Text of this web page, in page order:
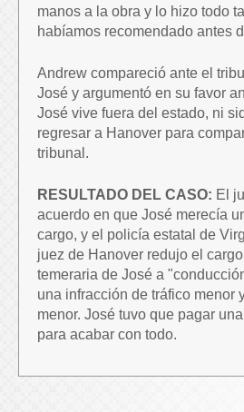
manos a la obra y lo hizo todo
habíamos recomendado antes
Andrew compareció ante el
José y argumentó en su favor
José vive fuera del estado, ni
regresar a Hanover para
tribunal.
RESULTADO DEL CASO: El
acuerdo en que José merecía
cargo, y el policía estatal de
juez de Hanover redujo el
temeraria de José a
una infracción de tráfico menor
menor. José tuvo que pagar
para acabar con todo.